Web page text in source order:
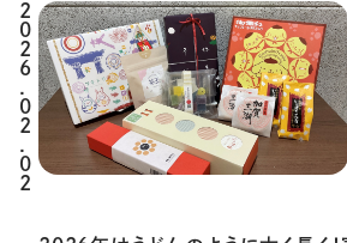
2
0
2
6
.
0
2
.
0
2